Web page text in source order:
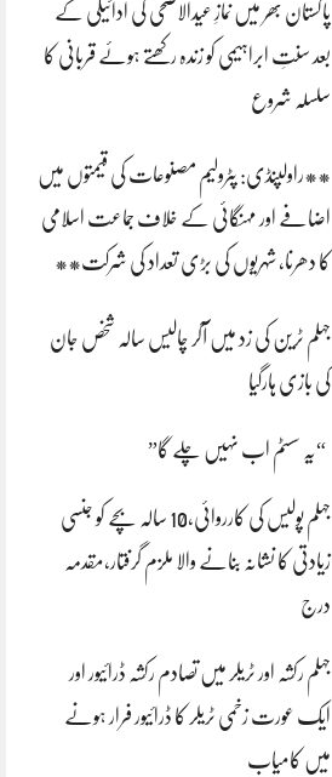
پاکستان بھر میں نمازِ عیدالاضحی کی ادائیگی کے
بعد سنتِ ابراہیمی کو زندہ رکھتے ہوئے قربانی کا
سلسلہ شروع
**راولپنڈی: پٹرولیم مصنوعات کی قیمتوں میں
اضافے اور مہنگائی کے خلاف جماعت اسلامی
کا دھرنا، شہریوں کی بڑی تعداد کی شرکت**
جہلم ٹرین کی زد میں آکر چالیس سالہ شخص جان
کی بازی ہارگیا
“یہ سسٹم اب نہیں چلے گا”
جہلم پولیس کی کارروائی،10 سالہ بچے کو جنسی
زیادتی کا نشانہ بنانے والا ملزم گرفتار،مقدمہ
درج
جہلم رکشہ اور ٹریلر میں تصادم رکشہ ڈرائیور اور
ایک عورت زخمی ٹریلر کا ڈرائیور فرار ہونے
میں کامیاب